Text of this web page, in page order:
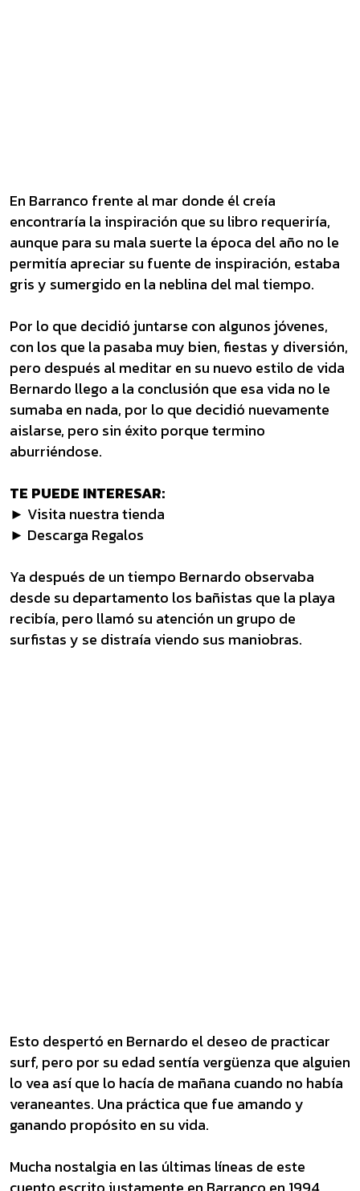
En Barranco frente al mar donde él creía
encontraría la inspiración que su libro requeriría,
aunque para su mala suerte la época del año no le
permitía apreciar su fuente de inspiración, estaba
gris y sumergido en la neblina del mal tiempo.
Por lo que decidió juntarse con algunos jóvenes,
con los que la pasaba muy bien, fiestas y diversión,
pero después al meditar en su nuevo estilo de vida
Bernardo llego a la conclusión que esa vida no le
sumaba en nada, por lo que decidió nuevamente
aislarse, pero sin éxito porque termino
aburriéndose.
TE PUEDE INTERESAR:
► Visita nuestra tienda
► Descarga Regalos
Ya después de un tiempo Bernardo observaba
desde su departamento los bañistas que la playa
recibía, pero llamó su atención un grupo de
surfistas y se distraía viendo sus maniobras.
Esto despertó en Bernardo el deseo de practicar
surf, pero por su edad sentía vergüenza que alguien
lo vea así que lo hacía de mañana cuando no había
veraneantes. Una práctica que fue amando y
ganando propósito en su vida.
Mucha nostalgia en las últimas líneas de este